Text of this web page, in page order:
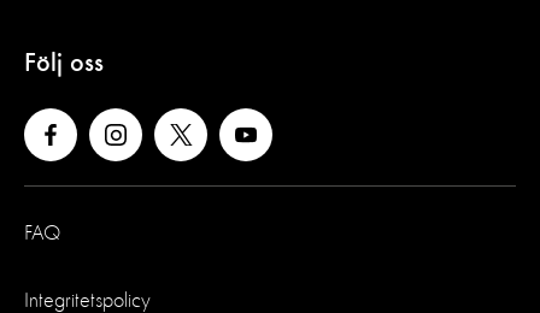
Följ oss
FAQ
Integritetspolicy